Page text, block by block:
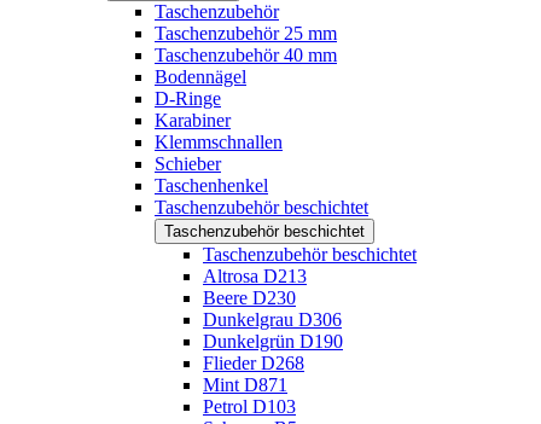
Taschenzubehör
Taschenzubehör 25 mm
Taschenzubehör 40 mm
Bodennägel
D-Ringe
Karabiner
Klemmschnallen
Schieber
Taschenhenkel
Taschenzubehör beschichtet
Taschenzubehör beschichtet
Taschenzubehör beschichtet
Altrosa D213
Beere D230
Dunkelgrau D306
Dunkelgrün D190
Flieder D268
Mint D871
Petrol D103